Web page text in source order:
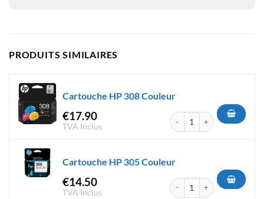
PRODUITS SIMILAIRES
Cartouche HP 308 Couleur
€17.90
TVA Inclus
quantité de Cartouche HP
Cartouche HP 305 Couleur
€14.50
TVA Inclus
quantité de Cartouche HP